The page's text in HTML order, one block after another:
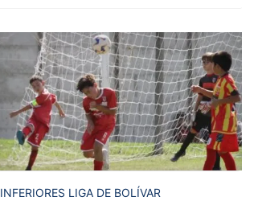
INFERIORES LIGA DE BOLÍVAR